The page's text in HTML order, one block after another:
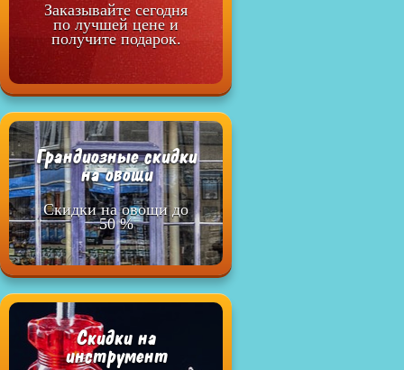
Заказывайте сегодня
по лучшей цене и
получите подарок.
Грандиозные скидки
на овощи
Скидки на овощи до
50 %
Cкидки на
инструмент